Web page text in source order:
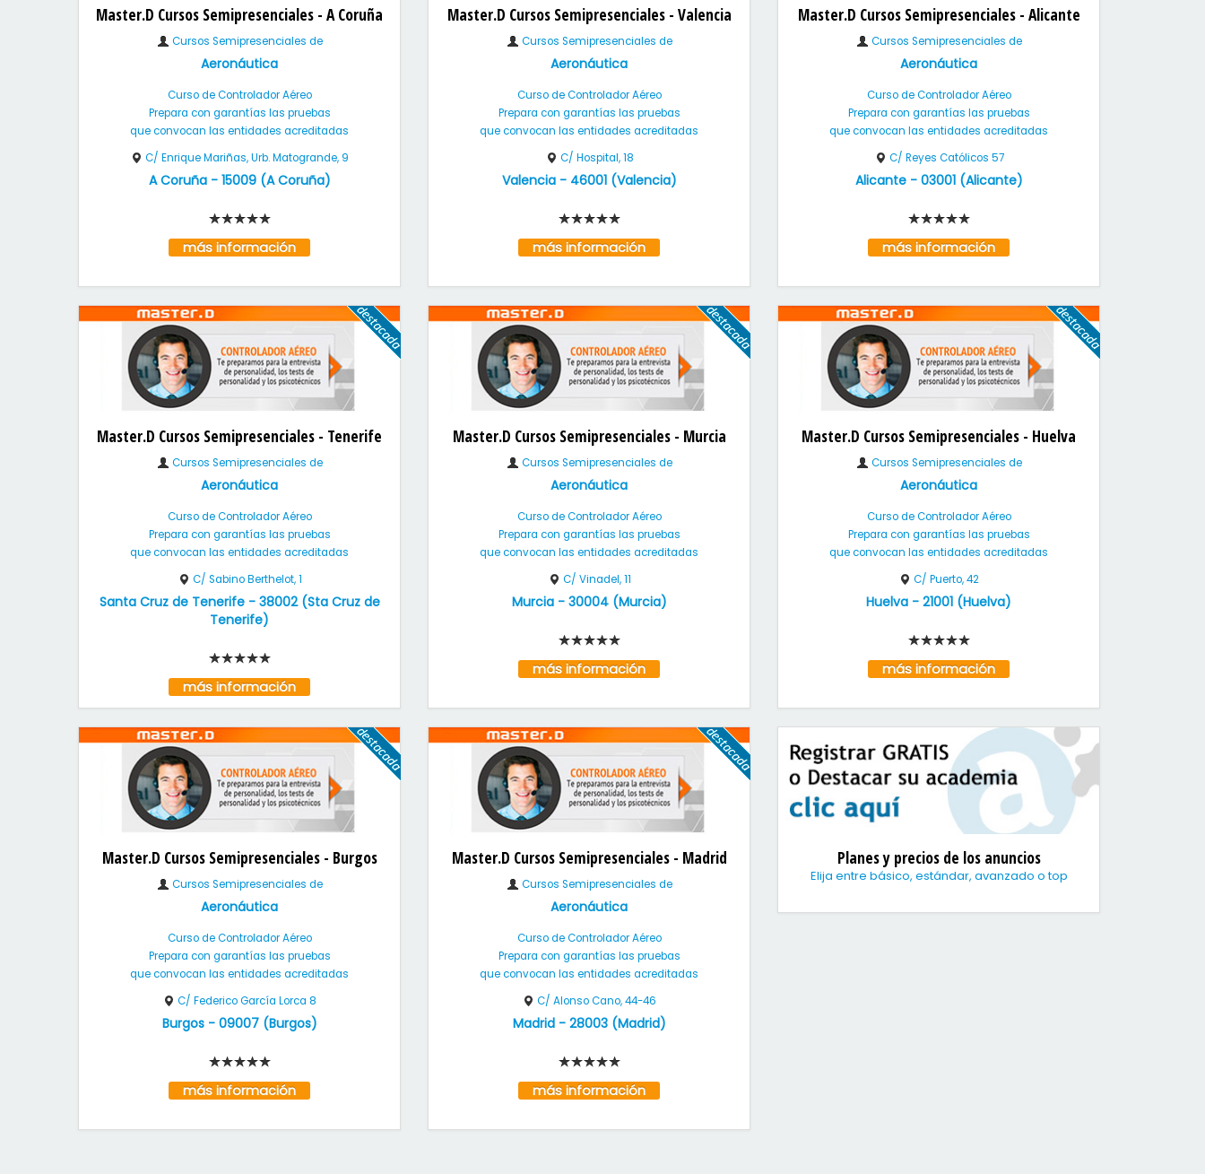
Master.D Cursos Semipresenciales - A Coruña
Cursos Semipresenciales de
Aeronáutica
Curso de Controlador Aéreo
Prepara con garantías las pruebas
que convocan las entidades acreditadas
C/ Enrique Mariñas, Urb. Matogrande, 9
A Coruña- 15009(A Coruña)
más información
Master.D Cursos Semipresenciales - Valencia
Cursos Semipresenciales de
Aeronáutica
Curso de Controlador Aéreo
Prepara con garantías las pruebas
que convocan las entidades acreditadas
C/ Hospital, 18
Valencia- 46001(Valencia)
más información
Master.D Cursos Semipresenciales - Alicante
Cursos Semipresenciales de
Aeronáutica
Curso de Controlador Aéreo
Prepara con garantías las pruebas
que convocan las entidades acreditadas
C/ Reyes Católicos 57
Alicante- 03001(Alicante)
más información
Master.D Cursos Semipresenciales - Tenerife
Cursos Semipresenciales de
Aeronáutica
Curso de Controlador Aéreo
Prepara con garantías las pruebas
que convocan las entidades acreditadas
C/ Sabino Berthelot, 1
Santa Cruz de Tenerife- 38002(Sta Cruz de
Tenerife)
más información
Master.D Cursos Semipresenciales - Murcia
Cursos Semipresenciales de
Aeronáutica
Curso de Controlador Aéreo
Prepara con garantías las pruebas
que convocan las entidades acreditadas
C/ Vinadel, 11
Murcia- 30004(Murcia)
más información
Master.D Cursos Semipresenciales - Huelva
Cursos Semipresenciales de
Aeronáutica
Curso de Controlador Aéreo
Prepara con garantías las pruebas
que convocan las entidades acreditadas
C/ Puerto, 42
Huelva - 21001 (Huelva)
más información
Master.D Cursos Semipresenciales - Burgos
Cursos Semipresenciales de
Aeronáutica
Curso de Controlador Aéreo
Prepara con garantías las pruebas
que convocan las entidades acreditadas
C/ Federico García Lorca 8
Burgos- 09007(Burgos)
más información
Master.D Cursos Semipresenciales - Madrid
Cursos Semipresenciales de
Aeronáutica
Curso de Controlador Aéreo
Prepara con garantías las pruebas
que convocan las entidades acreditadas
C/ Alonso Cano, 44-46
Madrid- 28003(Madrid)
más información
Planes y precios de los anuncios
Elija entre básico, estándar, avanzado o top